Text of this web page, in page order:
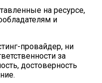
на ресурсе,
и
провайдер, ни
за
достоверность